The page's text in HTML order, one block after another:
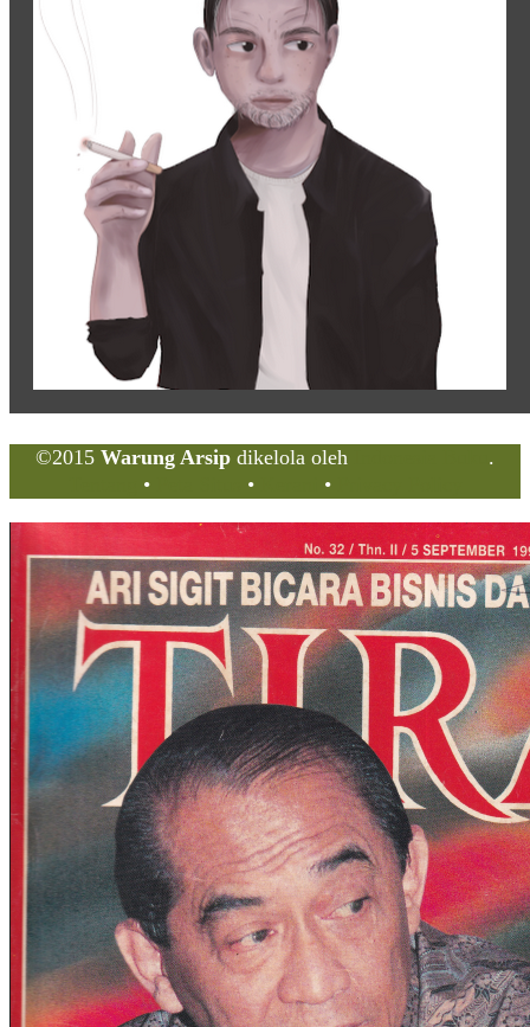
©2015 Warung Arsip dikelola oleh
.
• • •